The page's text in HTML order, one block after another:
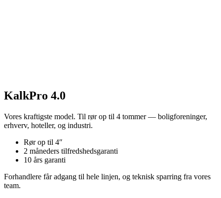
KalkPro 4.0
Vores kraftigste model. Til rør op til 4 tommer — boligforeninger,
erhverv, hoteller, og industri.
Rør op til 4″
2 måneders tilfredshedsgaranti
10 års garanti
Forhandlere får adgang til hele linjen, og teknisk sparring fra vores
team.